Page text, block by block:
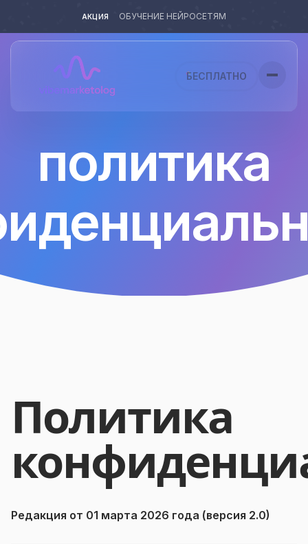
АКЦИЯ ОБУЧЕНИЕ НЕЙРОСЕТЯМ
Все мои возможности с AI VibeM
🇺🇸 English
БЕСПЛАТНО
политика
Политика
Редакция от 01 марта 2026 года (версия 2.0)